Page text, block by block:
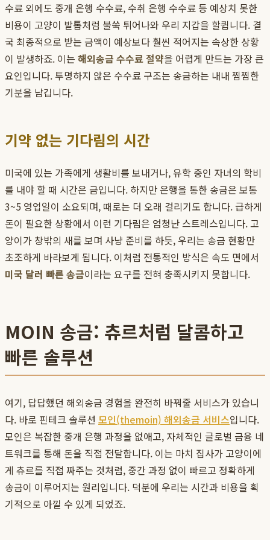
수료 외에도 중개 은행 수수료, 수취 은행 수수료 등 예상치 못한
비용이 고양이 발톱처럼 불쑥 튀어나와 우리 지갑을 할큅니다. 결
국 최종적으로 받는 금액이 예상보다 훨씬 적어지는 속상한 상황
이 발생하죠. 이는 해외송금 수수료 절약을 어렵게 만드는 가장 큰
요인입니다. 투명하지 않은 수수료 구조는 송금하는 내내 찜찜한
기분을 남깁니다.
기약 없는 기다림의 시간
미국에 있는 가족에게 생활비를 보내거나, 유학 중인 자녀의 학비
를 내야 할 때 시간은 금입니다. 하지만 은행을 통한 송금은 보통
3~5 영업일이 소요되며, 때로는 더 오래 걸리기도 합니다. 급하게
돈이 필요한 상황에서 이런 기다림은 엄청난 스트레스입니다. 고
양이가 창밖의 새를 보며 사냥 준비를 하듯, 우리는 송금 현황만
초조하게 바라보게 됩니다. 이처럼 전통적인 방식은 속도 면에서
미국 달러 빠른 송금이라는 요구를 전혀 충족시키지 못합니다.
MOIN 송금: 츄르처럼 달콤하고
빠른 솔루션
여기, 답답했던 해외송금 경험을 완전히 바꿔줄 서비스가 있습니
다. 바로 핀테크 솔루션 모인(themoin) 해외송금 서비스입니다.
모인은 복잡한 중개 은행 과정을 없애고, 자체적인 글로벌 금융 네
트워크를 통해 돈을 직접 전달합니다. 이는 마치 집사가 고양이에
게 츄르를 직접 짜주는 것처럼, 중간 과정 없이 빠르고 정확하게
송금이 이루어지는 원리입니다. 덕분에 우리는 시간과 비용을 획
기적으로 아낄 수 있게 되었죠.